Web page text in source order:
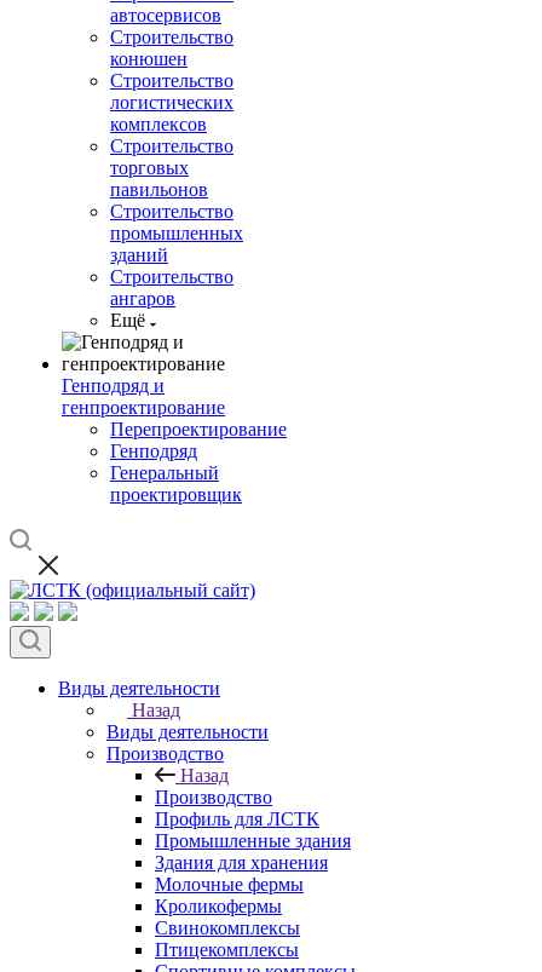
автосервисов
Строительство
конюшен
Строительство
логистических
комплексов
Строительство
торговых
павильонов
Строительство
промышленных
зданий
Строительство
ангаров
Ещё
Генподряд и
генпроектирование
Перепроектирование
Генподряд
Генеральный
проектировщик
Виды деятельности
Назад
Виды деятельности
Производство
Назад
Производство
Профиль для ЛСТК
Промышленные здания
Здания для хранения
Молочные фермы
Кроликофермы
Свинокомплексы
Птицекомплексы